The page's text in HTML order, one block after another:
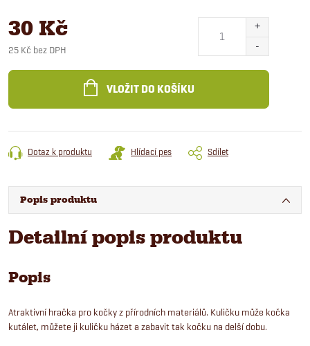
30 Kč
25 Kč bez DPH
cena:
VLOŽIT DO KOŠÍKU
Dotaz k produktu Hlídací pes Sdílet
Popis produktu
Detailní popis produktu
Popis
Atraktivní hračka pro kočky z přírodních materiálů. Kuličku může kočka
kutálet, můžete ji kuličku házet a zabavit tak kočku na delší dobu.